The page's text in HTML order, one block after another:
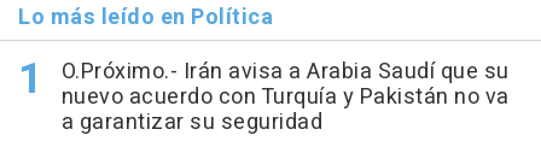
Lo más leído en Política
O.Próximo.- Irán avisa a Arabia Saudí que su
nuevo acuerdo con Turquía y Pakistán no va
a garantizar su seguridad